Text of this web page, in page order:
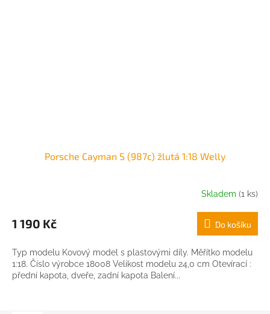
Porsche Cayman S (987c) žlutá 1:18 Welly
Skladem (1 ks)
1 190 Kč Do košíku
Typ modelu Kovový model s plastovými díly. Měřítko modelu
1:18. Číslo výrobce 18008 Velikost modelu 24,0 cm Otevírací :
přední kapota, dveře, zadní kapota Balení...